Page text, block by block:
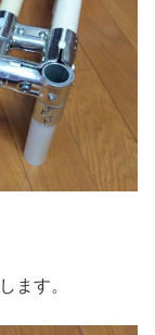
ます。